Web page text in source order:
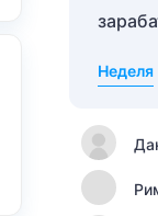
Неделя